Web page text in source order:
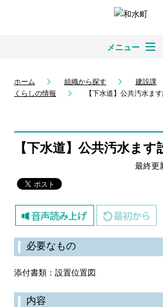
メニュー
ホーム 組織から探す
建設課
くらしの情報
【下水道】公共汚水ま
【下水道】公共汚水ま
最終更
必要なもの
添付書類：設置位置図
内容